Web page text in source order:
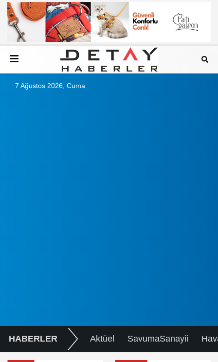
7 Ağustos 2026, Cuma
HABERLER Aktüel SavumaSanayii